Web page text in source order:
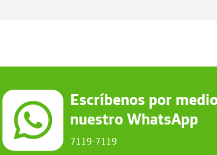
Escríbenos por
nuestro WhatsApp
7119-7119